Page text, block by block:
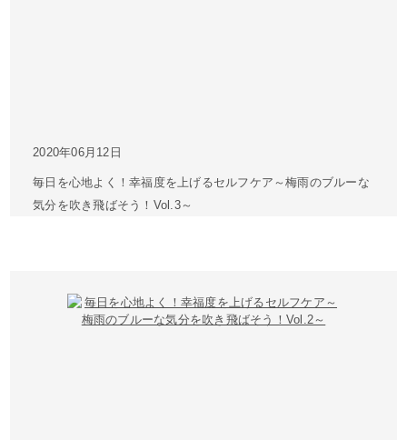
2020年06月12日
毎日を心地よく！幸福度を上げるセルフケア～梅雨のブルーな
気分を吹き飛ばそう！Vol.3～